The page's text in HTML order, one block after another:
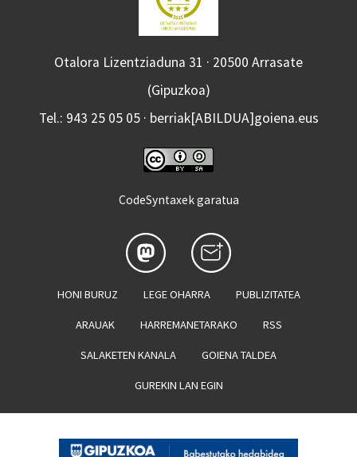
Otalora Lizentziaduna 31 · 20500 Arrasate
(Gipuzkoa)
Tel.: 943 25 05 05 · berriak[ABILDUA]goiena.eus
CodeSyntaxek garatua
HONI BURUZ LEGE OHARRA PUBLIZITATEA
ARAUAK HARREMANETARAKO RSS
SALAKETEN KANALA GOIENA TALDEA
GUREKIN LAN EGIN